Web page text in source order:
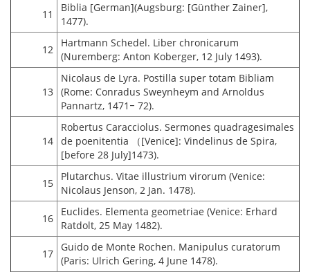
11
Biblia [German](Augsburg: [Günther Zainer],
1477).
12
Hartmann Schedel. Liber chronicarum
(Nuremberg: Anton Koberger, 12 July 1493).
13
Nicolaus de Lyra. Postilla super totam Bibliam
(Rome: Conradus Sweynheym and Arnoldus
Pannartz, 1471‒ 72).
14
Robertus Caracciolus. Sermones quadragesimales
de poenitentia （[Venice]: Vindelinus de Spira,
[before 28 July]1473).
15
Plutarchus. Vitae illustrium virorum (Venice:
Nicolaus Jenson, 2 Jan. 1478).
16
Euclides. Elementa geometriae (Venice: Erhard
Ratdolt, 25 May 1482).
17
Guido de Monte Rochen. Manipulus curatorum
(Paris: Ulrich Gering, 4 June 1478).